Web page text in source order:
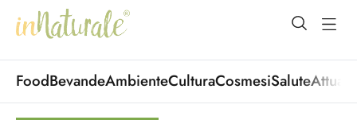
open
FoodBevandeAmbienteCulturaCosmesiSalute